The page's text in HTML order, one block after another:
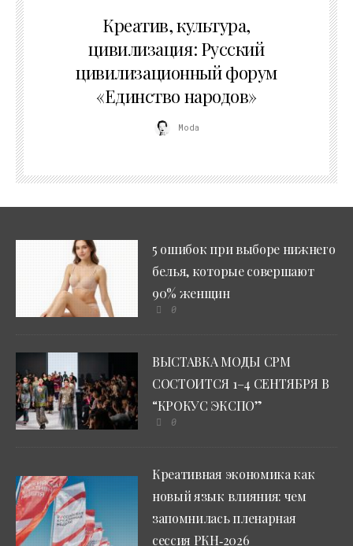
Креатив, культура,
цивилизация: Русский
цивилизационный форум
«Единство народов»
Moda
5 ошибок при выборе нижнего
белья, которые совершают
90% женщин
0
ВЫСТАВКА МОДЫ CPM
СОСТОИТСЯ 1–4 СЕНТЯБРЯ В
“КРОКУС ЭКСПО”
0
Креативная экономика как
новый язык влияния: чем
запомнилась пленарная
сессия РКН‑2026